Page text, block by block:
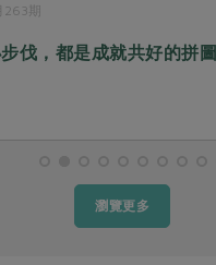
263期
伐，都是成就共好的拼圖
瀏覽更多